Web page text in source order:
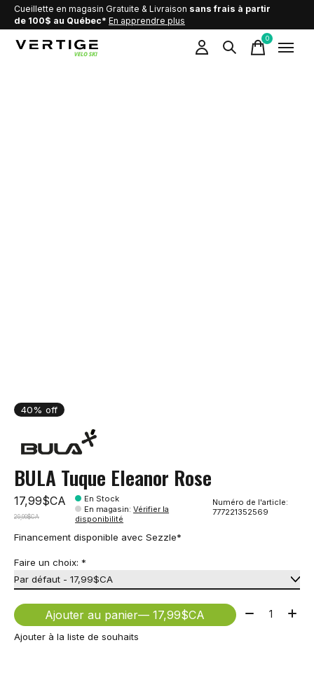
Cueillette en magasin Gratuite & Livraison sans frais à partir
de 100$ au Québec* En apprendre plus
0items
40% off
BULA Tuque Eleanor Rose
17,99$CA
29,99$CA
En Stock
En magasin:Vérifier la
disponibilité
Numéro de l'article:
777221352569
Financement disponible avec Sezzle*
Faire un choix: *
Ajouter au panier — 17,99$CA Quantité:
Ajouter à la liste de souhaits